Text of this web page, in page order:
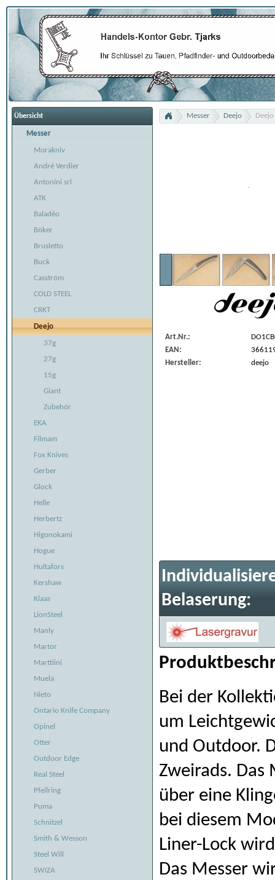
Übersicht
Messer
Morakniv
André Verdier
Antonini srl
ATK
Baladéo
Böker
Brusletto
Buck
Casström
COLD STEEL
CRKT
Deejo
37g
27g
15g
Giant
Zubehör
EKA
Filmam
Fox Knives
Gerber
Glock
Helle
Herbertz
Higonokami
Hogue
Hultafors
Kershaw
Klaas
LionSteel
Manly
Martor
Marttiini
Muela
Nieto
Ontario Knife Company
Opinel
Otter
Outdoor Edge
Real Steel
Pfeilring
Puma
Schnitzel
Smith & Wesson
Steel Will
SWIZA
Messer Deejo
Art.Nr.:
EAN:
Hersteller:
deejo
Belaserung:
Bei der
um
und Outdoor.
Zweirads. Das
über eine
bei diesem
Liner-Lock
Das Messer